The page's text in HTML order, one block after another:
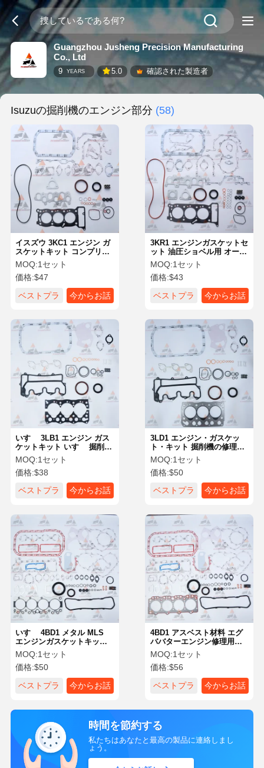
Guangzhou Jusheng Precision Manufacturing
Co., Ltd
9 YEARS 5.0 確認された製造者
Isuzuの掘削機のエンジン部分 (58)
イスズウ 3KC1 エンジン ガ
スケットキット コンプリー
ト オーバーホールセット イ
スズウ エグババター エンジ
ン パーツ
MOQ:1セット
価格:$47
ベストプラ
今からお話
3KR1 エンジンガスケットセ
ット 油圧ショベル用 オーバ
ーホールフルセット いすゞ
油圧ショベル エンジン部品
MOQ:1セット
価格:$43
ベストプラ
今からお話
いすゞ 3LB1 エンジン ガス
ケットキット いすゞ 掘削機
エンジン部品用
MOQ:1セット
価格:$38
ベストプラ
今からお話
3LD1 エンジン・ガスケッ
ト・キット 掘削機の修理用
ガスケット・キット イスズ
ウ 掘削機 エンジン部品
MOQ:1セット
価格:$50
ベストプラ
今からお話
いすゞ 4BD1 メタル MLS
エンジンガスケットキット
油圧ショベル エンジンオー
バーホールガスケット
MOQ:1セット
価格:$50
ベストプラ
今からお話
4BD1 アスベスト材料 エグ
ババターエンジン修理用ガ
スケットセット
MOQ:1セット
価格:$56
ベストプラ
今からお話
時間を節約する
私たちはあなたと最高の製品に連絡しまし
ょう。